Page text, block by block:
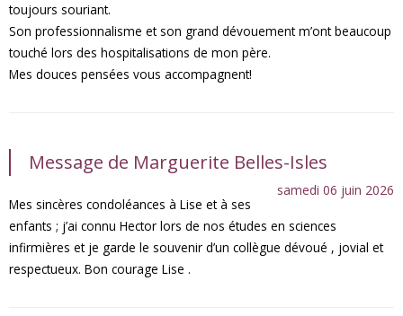
toujours souriant.
Son professionnalisme et son grand dévouement m’ont beaucoup
touché lors des hospitalisations de mon père.
Mes douces pensées vous accompagnent!
Message de Marguerite Belles-Isles
samedi 06 juin 2026
Mes sincères condoléances à Lise et à ses
enfants ; j’ai connu Hector lors de nos études en sciences
infirmières et je garde le souvenir d’un collègue dévoué , jovial et
respectueux. Bon courage Lise .